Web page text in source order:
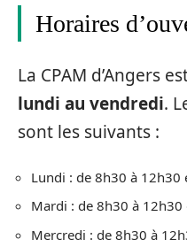
Horaires
La CPAM d’Angers
lundi au vendredi.
sont les suivants :
Lundi : de 8h30 à 12h30
Mardi : de 8h30 à
Mercredi : de 8h30 à